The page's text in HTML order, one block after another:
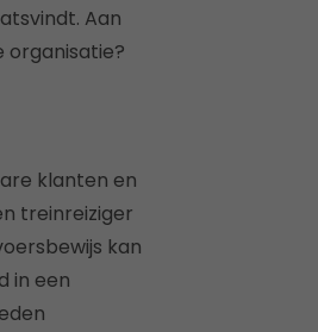
Aan
organisatie?
klanten en
treinreiziger
kan
in een